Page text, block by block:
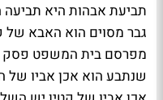
תביעת אבהות היא
גבר מסוים הוא האבא של
מפרסם בית המשפט פסק
שנתבע הוא אכן אביו של